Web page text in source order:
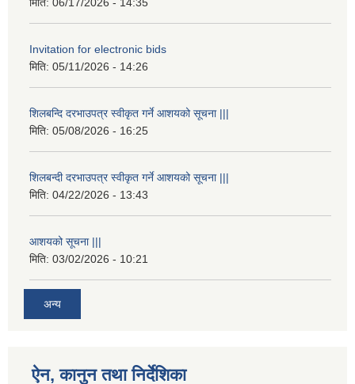
मिति: 06/17/2026 - 14:35
Invitation for electronic bids
मिति: 05/11/2026 - 14:26
शिलबन्दि दरभाउपत्र स्वीकृत गर्ने आशयको सूचना |||
मिति: 05/08/2026 - 16:25
शिलबन्दी दरभाउपत्र स्वीकृत गर्ने आशयको सूचना |||
मिति: 04/22/2026 - 13:43
आशयको सूचना |||
मिति: 03/02/2026 - 10:21
अन्य
ऐन, कानुन तथा निर्देशिका